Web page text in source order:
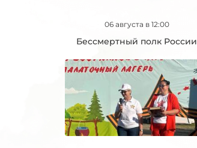
06 августа в 12:00
Бессмертный полк России